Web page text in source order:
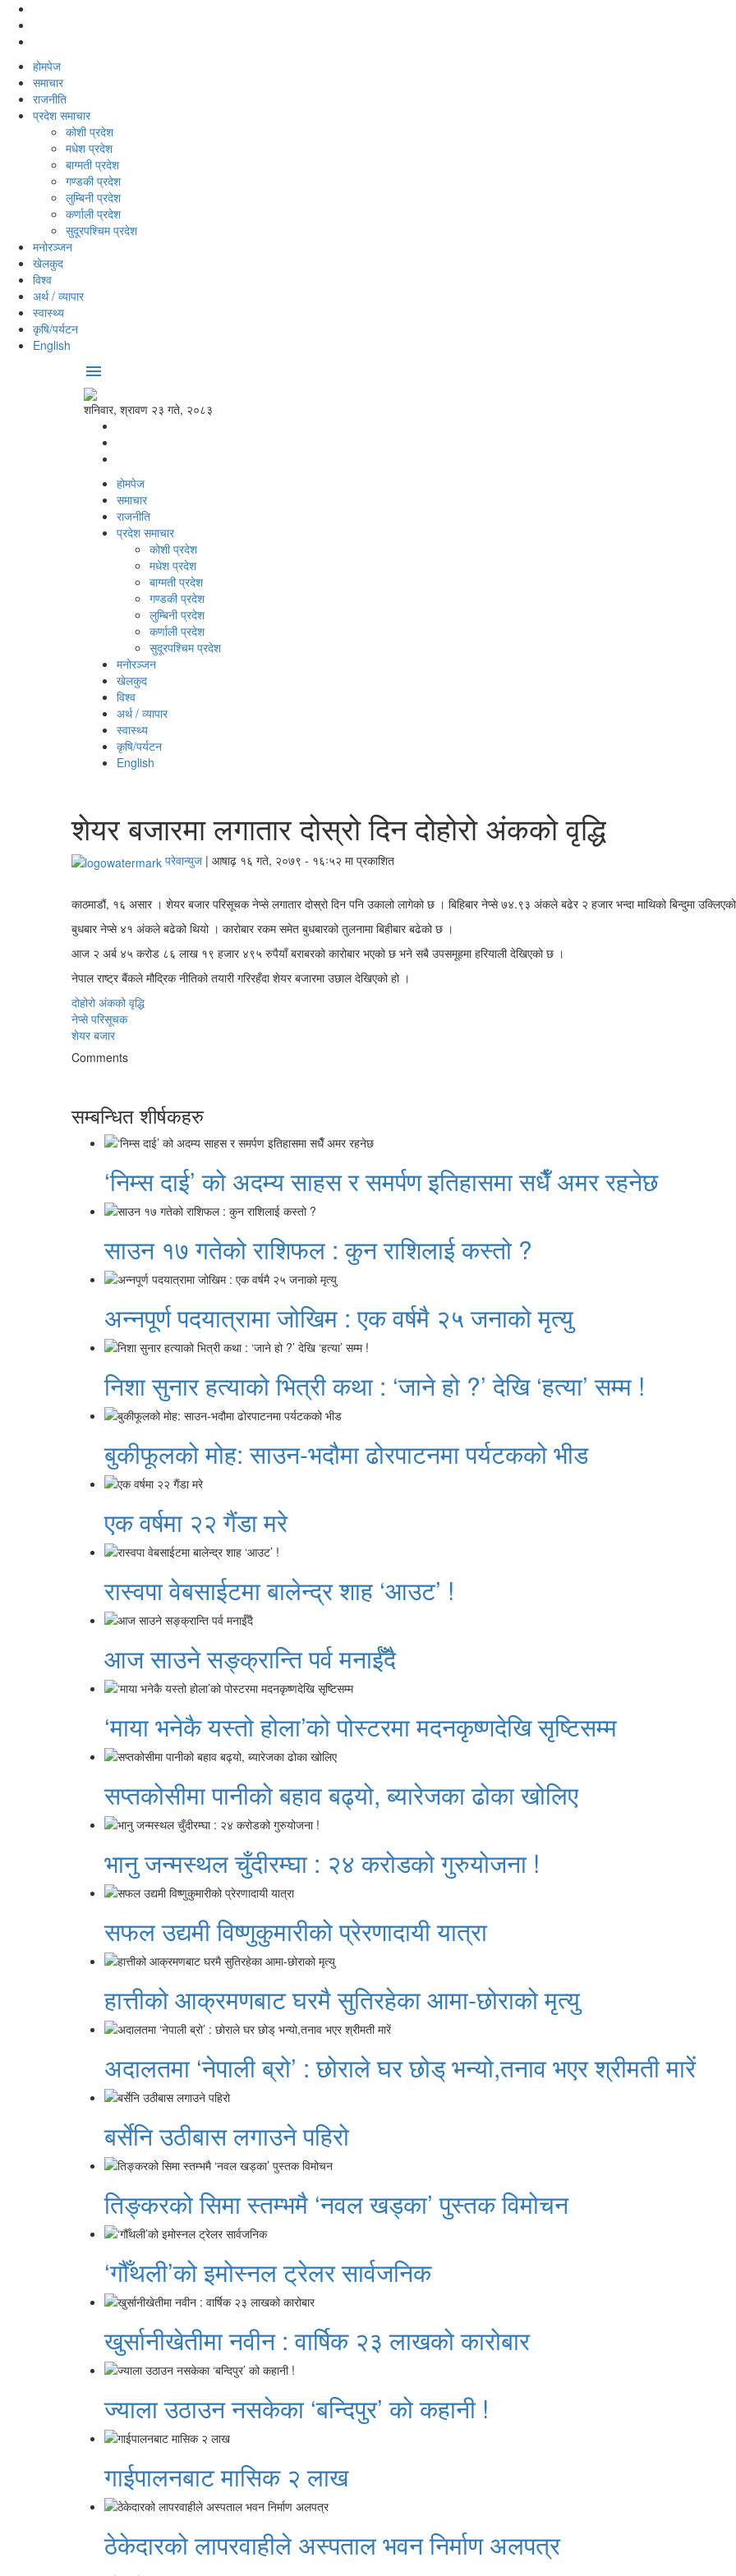
होमपेज
समाचार
राजनीति
प्रदेश समाचार
कोशी प्रदेश
मधेश प्रदेश
बाग्मती प्रदेश
गण्डकी प्रदेश
लुम्बिनी प्रदेश
कर्णाली प्रदेश
सुदूरपश्‍चिम प्रदेश
मनोरञ्‍जन
खेलकुद
विश्‍व
अर्थ / व्यापार
स्वास्थ्य
कृषि/पर्यटन
English
menu
शनिवार, श्रावण २३ गते, २०८३
होमपेज
समाचार
राजनीति
प्रदेश समाचार
कोशी प्रदेश
मधेश प्रदेश
बाग्मती प्रदेश
गण्डकी प्रदेश
लुम्बिनी प्रदेश
कर्णाली प्रदेश
सुदूरपश्‍चिम प्रदेश
मनोरञ्‍जन
खेलकुद
विश्‍व
अर्थ / व्यापार
स्वास्थ्य
कृषि/पर्यटन
English
शेयर बजारमा लगातार दोस्रो दिन दोहोरो अंकको वृद्धि
परेवान्युज | आषाढ़ १६ गते, २०७९ - १६ः५२ मा प्रकाशित
काठमाडौं, १६ असार । शेयर बजार परिसूचक नेप्से लगातार दोस्रो दिन पनि उकालो लागेको छ । बिहिबार नेप्से ७४.९३ अंकले बढेर २ हजार भन्दा माथिको बिन्दुमा
बुधबार नेप्से ४१ अंकले बढेको थियो । कारोबार रकम समेत बुधबारको तुलनामा बिहीबार बढेको छ ।
आज २ अर्ब ४५ करोड ८६ लाख १९ हजार ४९५ रुपैयाँ बराबरको कारोबार भएको छ भने सबै उपसमूहमा हरियाली देखिएको छ ।
नेपाल राष्ट्र बैंकले मौद्रिक नीतिको तयारी गरिरहँदा शेयर बजारमा उछाल देखिएको हो ।
दोहोरो अंकको वृद्धि
नेप्से परिसूचक
शेयर बजार
Comments
सम्बन्धित शीर्षकहरु
‘निम्स दाई’ को अदम्य साहस र समर्पण इतिहासमा सधैँ अमर रहनेछ
साउन १७ गतेको राशिफल : कुन राशिलाई कस्तो ?
अन्नपूर्ण पदयात्रामा जोखिम : एक वर्षमै २५ जनाको मृत्यु
निशा सुनार हत्याको भित्री कथा : ‘जाने हो ?’ देखि ‘हत्या’ सम्म !
बुकीफूलको मोह: साउन-भदौमा ढोरपाटनमा पर्यटकको भीड
एक वर्षमा २२ गैंडा मरे
रास्वपा वेबसाईटमा बालेन्द्र शाह ‘आउट’ !
आज साउने सङ्क्रान्ति पर्व मनाईँदै
‘माया भनेकै यस्तो होला’को पोस्टरमा मदनकृष्णदेखि सृष्टिसम्म
सप्तकोसीमा पानीको बहाव बढ्यो, ब्यारेजका ढोका खोलिए
भानु जन्मस्थल चुँदीरम्घा : २४ करोडको गुरुयोजना !
सफल उद्यमी विष्णुकुमारीको प्रेरणादायी यात्रा
हात्तीको आक्रमणबाट घरमै सुतिरहेका आमा-छोराको मृत्यु
अदालतमा ‘नेपाली ब्रो’ : छोराले घर छोड् भन्यो,तनाव भएर श्रीमती मारें
बर्सेनि उठीबास लगाउने पहिरो
तिङ्करको सिमा स्तम्भमै ‘नवल खड्का’ पुस्तक विमोचन
‘गौँथली’को इमोस्नल ट्रेलर सार्वजनिक
खुर्सानीखेतीमा नवीन : वार्षिक २३ लाखको कारोबार
ज्याला उठाउन नसकेका ‘बन्दिपुर’ को कहानी !
गाईपालनबाट मासिक २ लाख
ठेकेदारको लापरवाहीले अस्पताल भवन निर्माण अलपत्र